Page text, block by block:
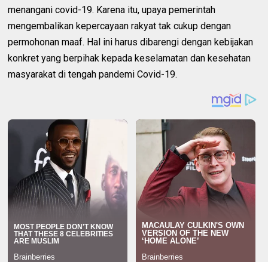
menangani covid-19. Karena itu, upaya pemerintah
mengembalikan kepercayaan rakyat tak cukup dengan
permohonan maaf. Hal ini harus dibarengi dengan kebijakan
konkret yang berpihak kepada keselamatan dan kesehatan
masyarakat di tengah pandemi Covid-19.